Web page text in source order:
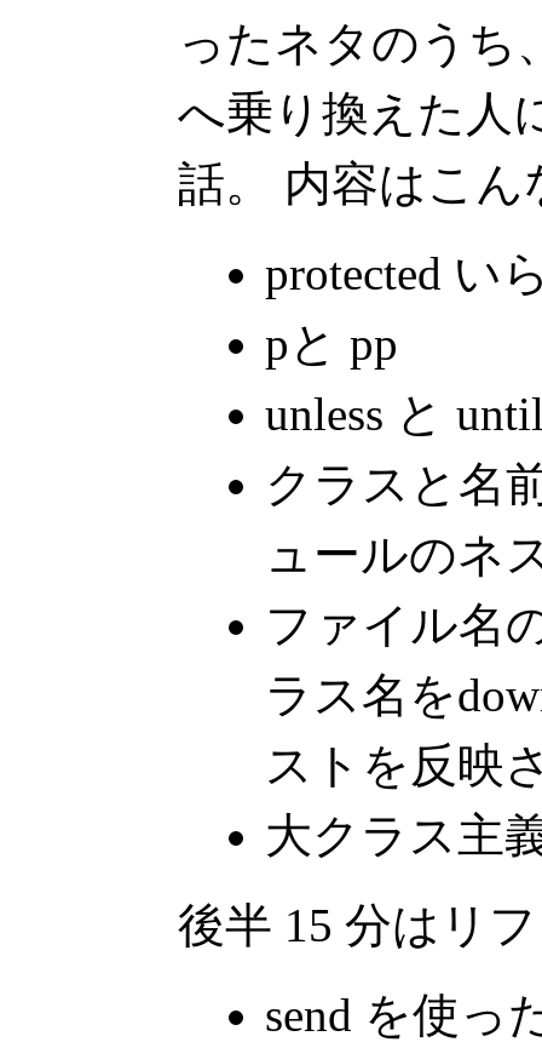
ったネタのうち
へ乗り換えた人
話。 内容はこん
protected い
pと pp
unless と
クラスと名
ュールのネ
ファイル名
ラス名を
ストを反映
大クラス主
後半 15 分はリ
send を使っ